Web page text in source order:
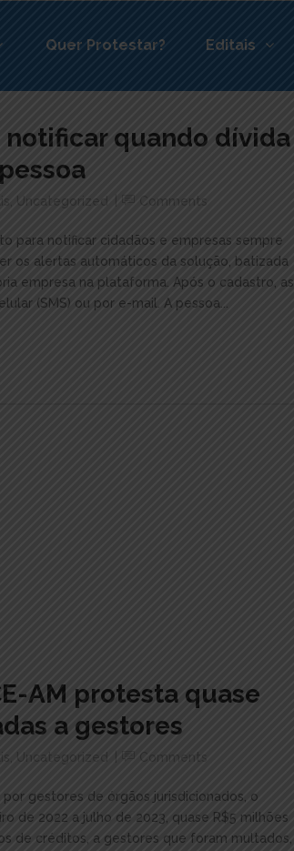
Quer Protestar? Editais
quando dívida
Uncategorized Comments
para notificar cidadãos e empresas sempre
os alertas automáticos da solução, batizada
empresa na plataforma. Após o cadastro, as
(SMS) ou por e-mail. A pessoa...
AM protesta quase
a gestores
Uncategorized Comments
gestores de órgãos jurisdicionados, o
de 2022 a julho de 2023, quase R$5 milhões
de créditos, a gestores que foram multados,